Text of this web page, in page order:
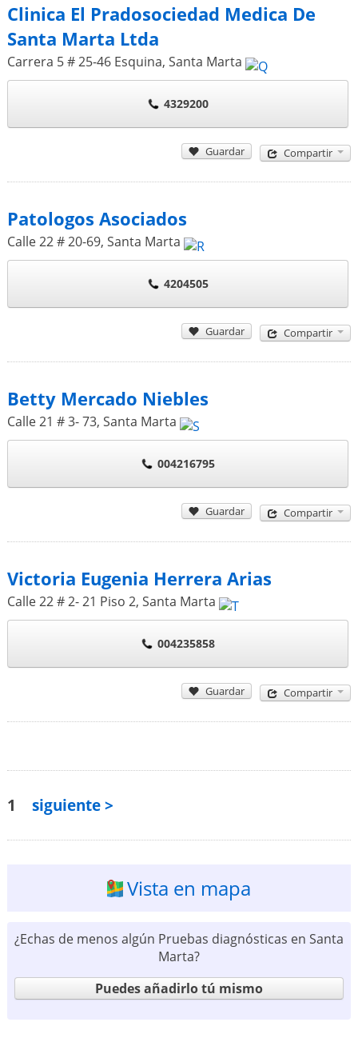
Clinica El Pradosociedad Medica De
Santa Marta Ltda
Carrera 5 # 25-46 Esquina, Santa Marta
4329200
Guardar Compartir
Patologos Asociados
Calle 22 # 20-69, Santa Marta
4204505
Guardar Compartir
Betty Mercado Niebles
Calle 21 # 3- 73, Santa Marta
004216795
Guardar Compartir
Victoria Eugenia Herrera Arias
Calle 22 # 2- 21 Piso 2, Santa Marta
004235858
Guardar Compartir
1 siguiente >
Vista en mapa
¿Echas de menos algún Pruebas diagnósticas en Santa
Marta?
Puedes añadirlo tú mismo